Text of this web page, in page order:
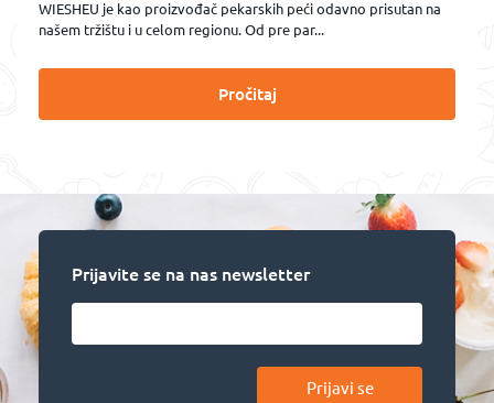
WIESHEU je kao proizvođač pekarskih peći odavno prisutan na
našem tržištu i u celom regionu. Od pre par...
Pročitaj
Prijavite se na nas newsletter
Prijavi se